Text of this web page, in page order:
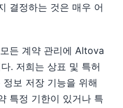
결정하는 것은 매우 어
든 계약 관리에 Altova
. 저희는 상표 및 특허
보 저장 기능을 위해
특정 기한이 있거나 특